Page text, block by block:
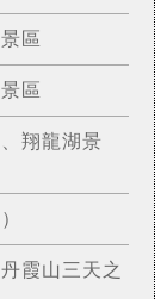
區
區
翔龍湖景
霞山三天之